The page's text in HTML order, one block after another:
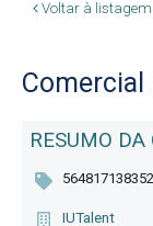
Voltar à listagem
RESUMO DA
IUTalent